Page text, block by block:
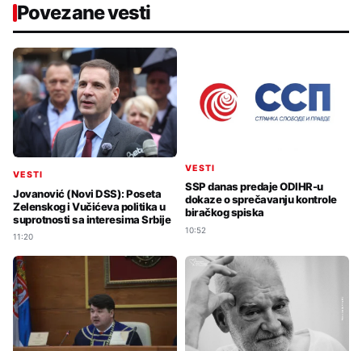
Povezane vesti
VESTI
Jovanović (Novi DSS): Poseta
Zelenskog i Vučićeva politika u
suprotnosti sa interesima Srbije
11:20
VESTI
SSP danas predaje ODIHR-u
dokaze o sprečavanju kontrole
biračkog spiska
10:52